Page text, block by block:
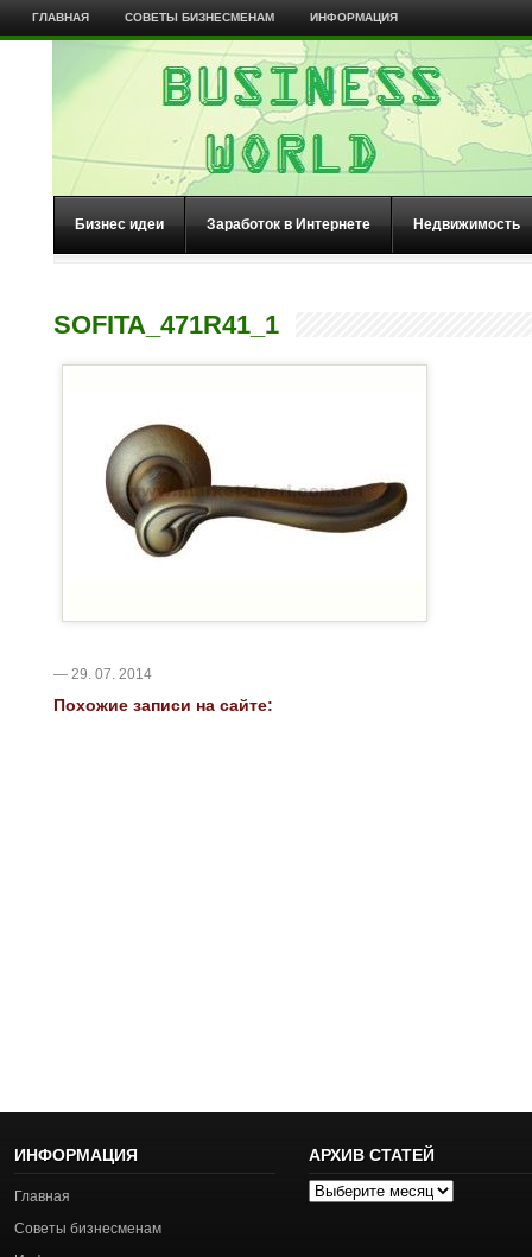
ГЛАВНАЯ СОВЕТЫ БИЗНЕСМЕНАМ ИНФОРМАЦИЯ
Бизнес идеи Заработок в Интернете Недвижимость
SOFITA_471R41_1
— 29. 07. 2014
Похожие записи на сайте:
ИНФОРМАЦИЯ
Главная
Советы бизнесменам
АРХИВ СТАТЕЙ
Архив